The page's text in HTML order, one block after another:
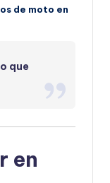
de moto en
que
en